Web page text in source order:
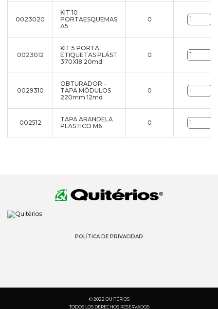
0023020
KIT 10
PORTAESQUEMAS
A5
0
0023012
KIT 5 PORTA
ETIQUETAS PLÁST
370X18 20md
0
0029310
OBTURADOR -
TAPA MÓDULOS
220mm 12md
0
002512
TAPA ARANDELA
PLASTICO M6
0
POLÍTICA DE PRIVACIDAD
© 2022 QUITÉRIOS
TODOS LOS DERECHOS RESERVADOS